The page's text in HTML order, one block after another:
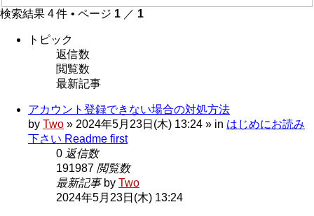
検索結果 4 件 • ページ 1 ／ 1
トピック
返信数
閲覧数
最新記事
アカウント登録できない場合の対処方法
by Two » 2024年5月23日(木) 13:24 » in はじめにお読み
下さい Readme first
0 返信数
191987 閲覧数
最新記事 by Two
2024年5月23日(木) 13:24